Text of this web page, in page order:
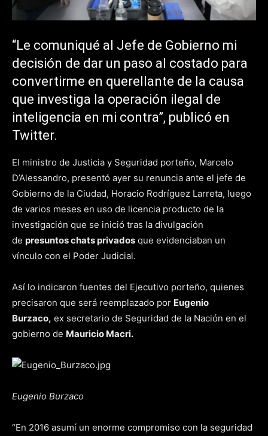
“Le comuniqué al Jefe de Gobierno mi
decisión de dar un paso al costado para
convertirme en querellante de la causa
que investiga la operación ilegal de
inteligencia en mi contra”, publicó en
Twitter.
El ministro de Justicia y Seguridad porteño, Marcelo
D’Alessandro, presentó ayer su renuncia ante el jefe de
Gobierno de la Ciudad, Horacio Rodríguez Larreta, luego
de varios meses en uso de licencia producto de la
investigación que se inició tras la divulgación
de presuntos chats privados que evidenciaban un
vínculo con el Poder Judicial.
Así lo indicaron fuentes del Ejecutivo porteño, quienes
precisaron que será reemplazado por Eugenio
Burzaco, ex secretario de Seguridad de la Nación en el
gobierno de Mauricio Macri.
Eugenio Burzaco
“En 2016 asumí un enorme compromiso con la seguridad